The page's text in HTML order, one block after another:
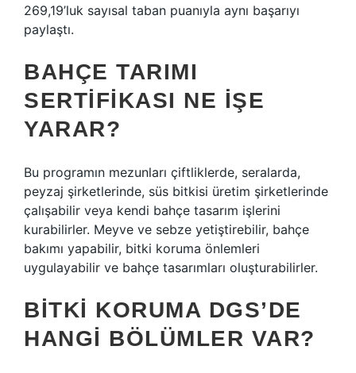
269,19’luk sayısal taban puanıyla aynı başarıyı
paylaştı.
BAHÇE TARIMI
SERTIFIKASI NE IŞE
YARAR?
Bu programın mezunları çiftliklerde, seralarda,
peyzaj şirketlerinde, süs bitkisi üretim şirketlerinde
çalışabilir veya kendi bahçe tasarım işlerini
kurabilirler. Meyve ve sebze yetiştirebilir, bahçe
bakımı yapabilir, bitki koruma önlemleri
uygulayabilir ve bahçe tasarımları oluşturabilirler.
BITKI KORUMA DGS’DE
HANGI BÖLÜMLER VAR?